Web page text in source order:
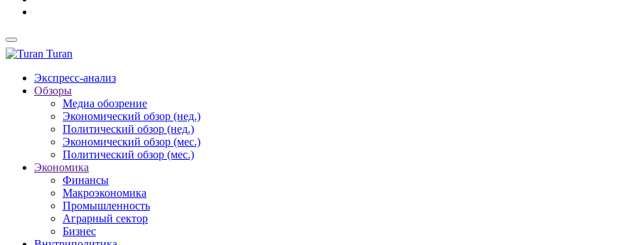
Turan
Экспресс-анализ
Обзоры
Медиа обозрение
Экономический обзор (нед.)
Политический обзор (нед.)
Экономический обзор (мес.)
Политический обзор (мес.)
Экономика
Финансы
Макроэкономика
Промышленность
Аграрный сектор
Бизнес